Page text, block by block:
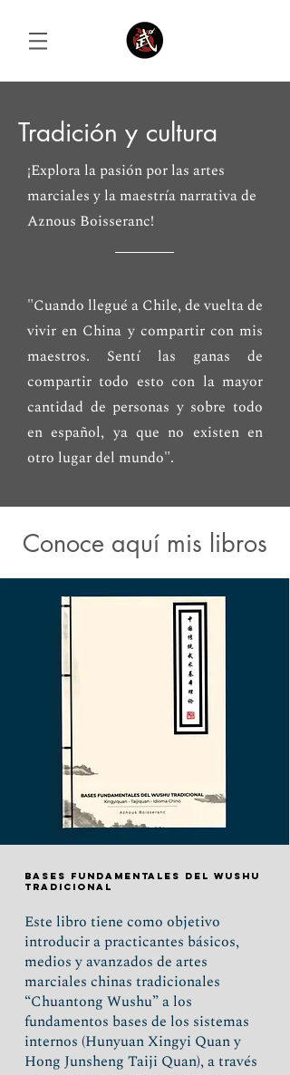
Iniciar sesión
Tradición y cultura
¡Explora la pasión por las artes
marciales y la maestría narrativa de
Aznous Boisseranc!
"Cuando llegué a Chile, de vuelta de
vivir en China y compartir con mis
maestros. Sentí las ganas de
compartir todo esto con la mayor
cantidad de personas y sobre todo
en español, ya que no existen en
otro lugar del mundo".
Conoce aquí mis libros
Bases fundamentales del wushu
tradicional
Este libro tiene como objetivo
introducir a practicantes básicos,
medios y avanzados de artes
marciales chinas tradicionales
“Chuantong Wushu” a los
fundamentos bases de los sistemas
internos (Hunyuan Xingyi Quan y
Hong Junsheng Taiji Quan), a través